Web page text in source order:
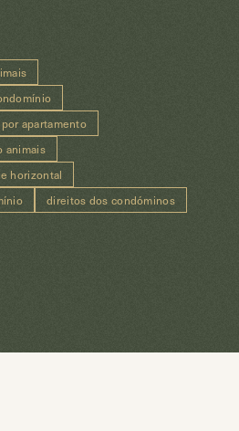
apartamento
animais
horizontal
direitos dos condóminos